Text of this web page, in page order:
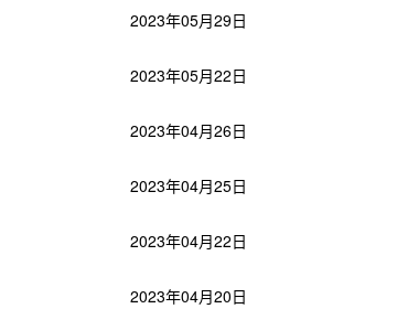
2023年05月29日
2023年05月22日
2023年04月26日
2023年04月25日
2023年04月22日
2023年04月20日